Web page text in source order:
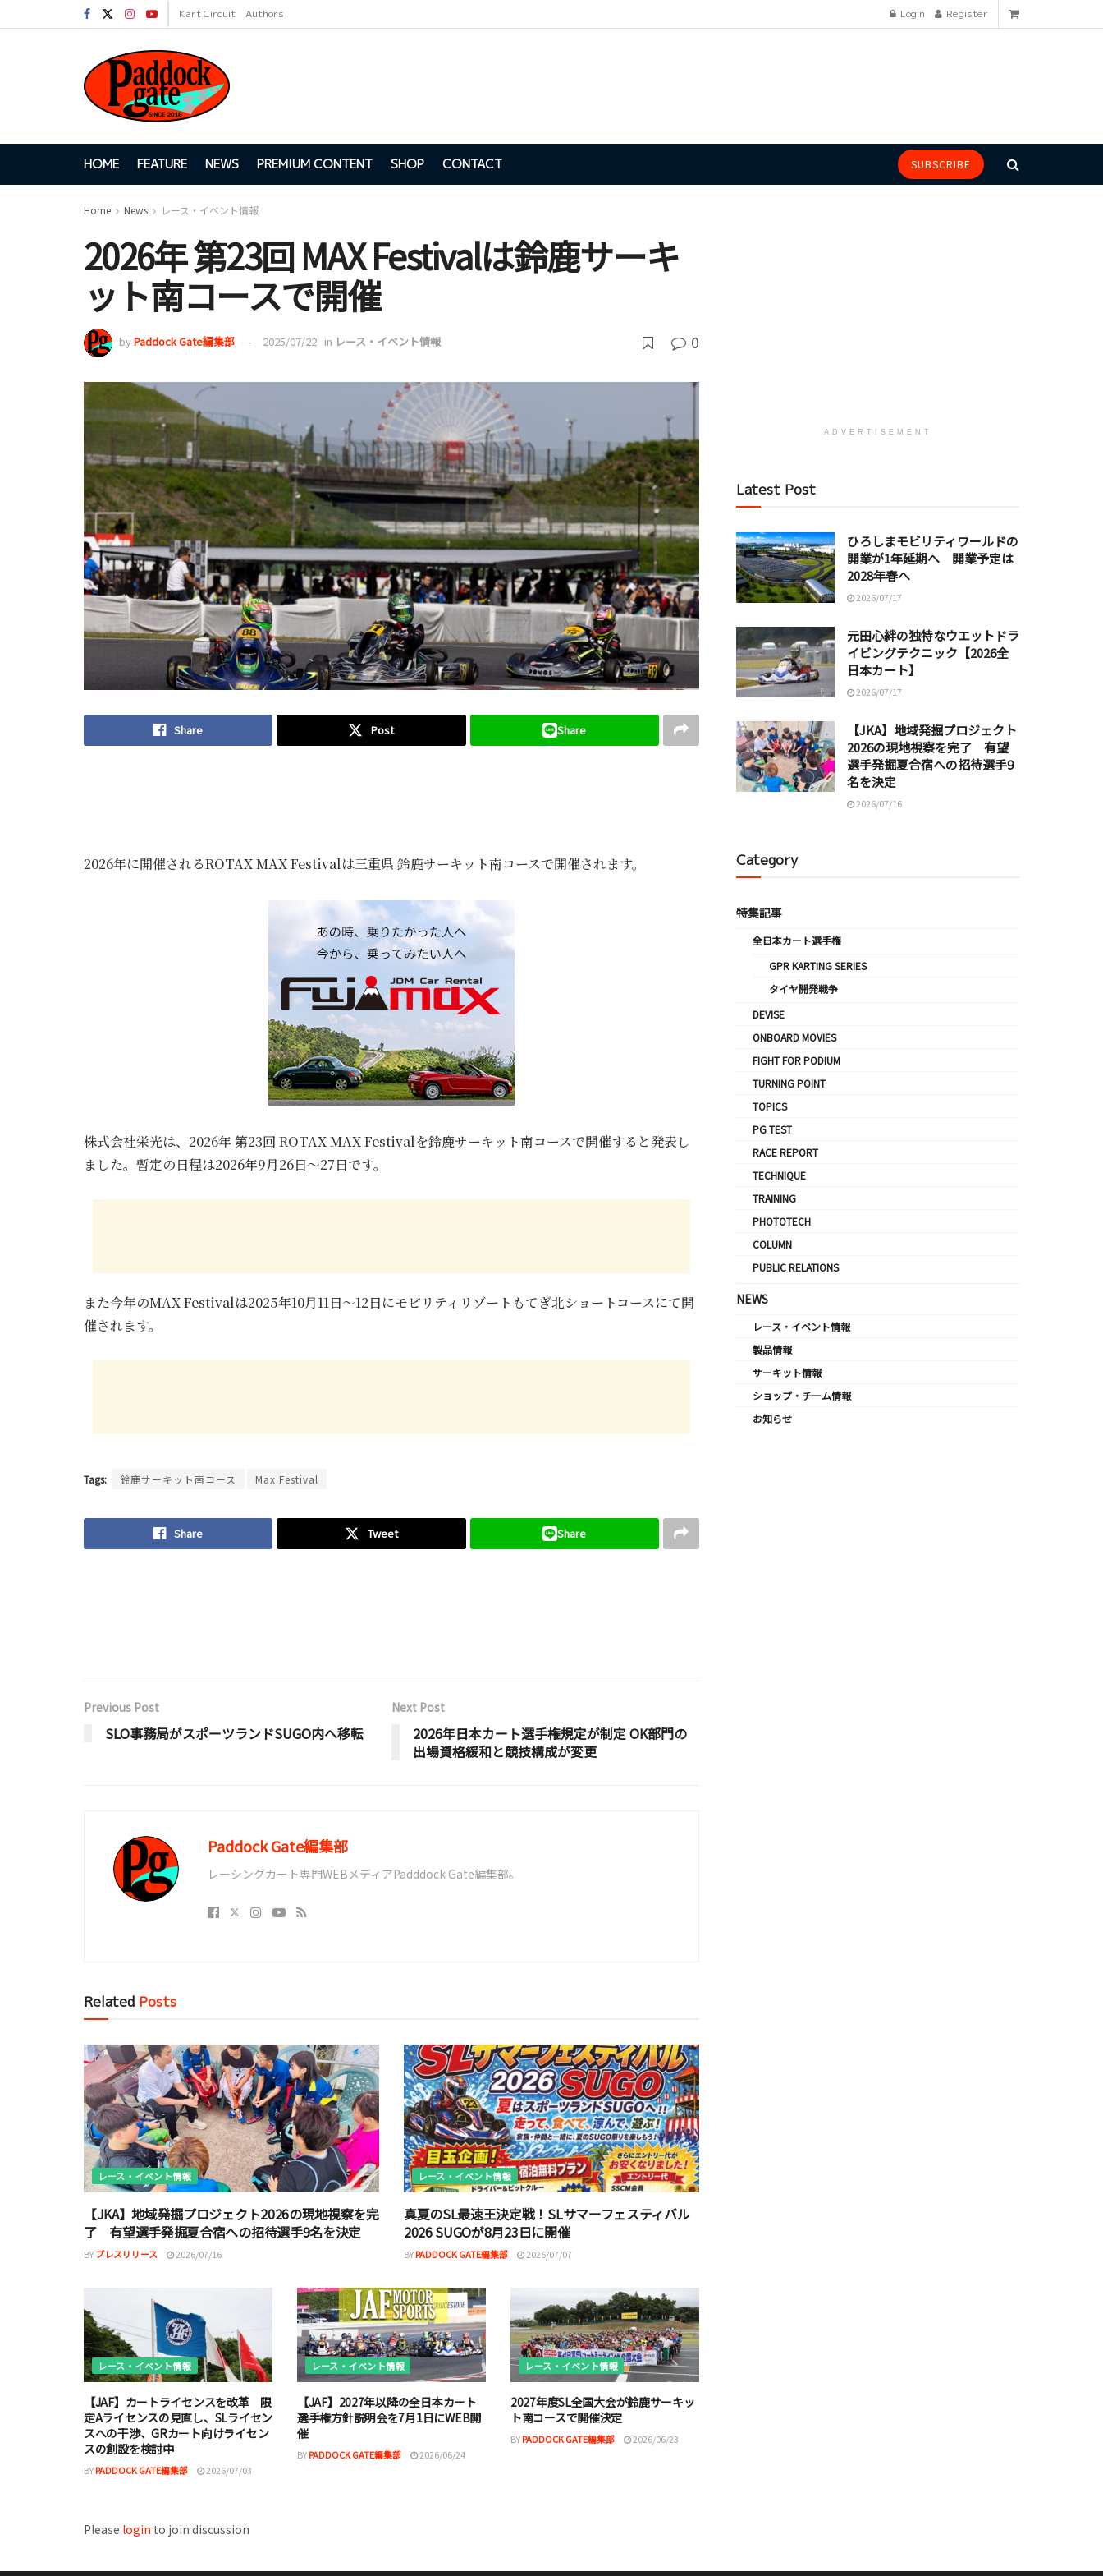
Kart Circuit Authors Login Register
HOME FEATURE NEWS PREMIUM CONTENT SHOP CONTACT SUBSCRIBE
Home News レース・イベント情報
2026年 第23回 MAX Festivalは鈴鹿サーキ
ット南コースで開催
byPaddock Gate編集部 2025/07/22 in レース・イベント情報 0
Share Post Share
2026年に開催されるROTAX MAX Festivalは三重県 鈴鹿サーキット南コースで開催されます。
株式会社栄光は、2026年 第23回 ROTAX MAX Festivalを鈴鹿サーキット南コースで開催すると発表し
ました。暫定の日程は2026年9月26日～27日です。
また今年のMAX Festivalは2025年10月11日～12日にモビリティリゾートもてぎ北ショートコースにて開
催されます。
Tags: 鈴鹿サーキット南コース Max Festival
Share Tweet Share
Previous Post
SLO事務局がスポーツランドSUGO内へ移転
Next Post
2026年日本カート選手権規定が制定 OK部門の
出場資格緩和と競技構成が変更
Paddock Gate編集部
レーシングカート専門WEBメディアPadddock Gate編集部。
Related Posts
レース・イベント情報
【JKA】地域発掘プロジェクト2026の現地視察を完
了 有望選手発掘夏合宿への招待選手9名を決定
BYプレスリリース 2026/07/16
レース・イベント情報
真夏のSL最速王決定戦！SLサマーフェスティバル
2026 SUGOが8月23日に開催
BYPADDOCK GATE編集部 2026/07/07
レース・イベント情報
【JAF】カートライセンスを改革 限
定Aライセンスの見直し、SLライセン
スへの干渉、GRカート向けライセン
スの創設を検討中
BYPADDOCK GATE編集部 2026/07/03
レース・イベント情報
【JAF】2027年以降の全日本カート
選手権方針説明会を7月1日にWEB開
催
BYPADDOCK GATE編集部 2026/06/24
レース・イベント情報
2027年度SL全国大会が鈴鹿サーキッ
ト南コースで開催決定
BYPADDOCK GATE編集部 2026/06/23
Please login to join discussion
ADVERTISEMENT
Latest Post
ひろしまモビリティワールドの
開業が1年延期へ 開業予定は
2028年春へ
2026/07/17
元田心絆の独特なウエットドラ
イビングテクニック【2026全
日本カート】
2026/07/17
【JKA】地域発掘プロジェクト
2026の現地視察を完了 有望
選手発掘夏合宿への招待選手9
名を決定
2026/07/16
Category
特集記事
全日本カート選手権
GPR KARTING SERIES
タイヤ開発戦争
DEVISE
ONBOARD MOVIES
FIGHT FOR PODIUM
TURNING POINT
TOPICS
PG TEST
RACE REPORT
TECHNIQUE
TRAINING
PHOTOTECH
COLUMN
PUBLIC RELATIONS
NEWS
レース・イベント情報
製品情報
サーキット情報
ショップ・チーム情報
お知らせ